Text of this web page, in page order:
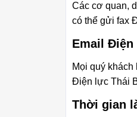
Các cơ quan,
có thể gửi fax
Email
Mọi quý
Điện lực Thái
Thời gian